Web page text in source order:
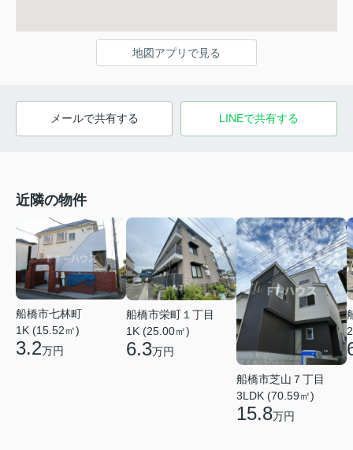
地図アプリで見る
メールで共有する LINEで共有する
近隣の物件
船橋市七林町
1K (15.52㎡)
3.2万円
船橋市栄町１丁目
1K (25.00㎡)
6.3万円
船橋市芝山７丁目
3LDK (70.59㎡)
15.8万円